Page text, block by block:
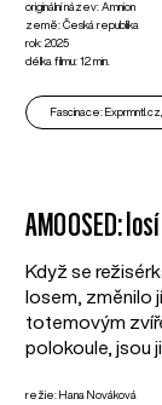
originální název: Amnion
země: Česká republika
rok: 2025
délka filmu: 12 min.
Fascinace:
AMOOSED:
Když se
losem, změnilo
totemovým
polokoule, jsou
režie: Hana Nováková